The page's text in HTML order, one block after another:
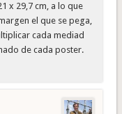
x 29,7 cm, a lo que
el que se pega,
cada mediad
de cada poster.